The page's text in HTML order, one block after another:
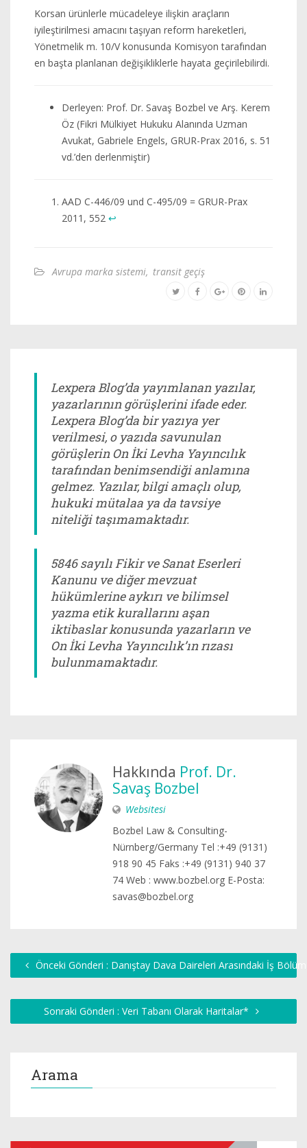
Korsan ürünlerle mücadeleye ilişkin araçların
iyileştirilmesi amacını taşıyan reform hareketleri,
Yönetmelik m. 10/V konusunda Komisyon tarafından
en başta planlanan değişikliklerle hayata geçirilebilirdi.
Derleyen: Prof. Dr. Savaş Bozbel ve Arş. Kerem
Öz (Fikri Mülkiyet Hukuku Alanında Uzman
Avukat, Gabriele Engels, GRUR-Prax 2016, s. 51
vd.’den derlenmiştir)
AAD C-446/09 und C-495/09 = GRUR-Prax
2011, 552 ↩︎
Avrupa marka sistemi, transit geçiş
Lexpera Blog’da yayımlanan yazılar,
yazarlarının görüşlerini ifade eder.
Lexpera Blog’da bir yazıya yer
verilmesi, o yazıda savunulan
görüşlerin On İki Levha Yayıncılık
tarafından benimsendiği anlamına
gelmez. Yazılar, bilgi amaçlı olup,
hukuki mütalaa ya da tavsiye
niteliği taşımamaktadır.
5846 sayılı Fikir ve Sanat Eserleri
Kanunu ve diğer mevzuat
hükümlerine aykırı ve bilimsel
yazma etik kurallarını aşan
iktibaslar konusunda yazarların ve
On İki Levha Yayıncılık’ın rızası
bulunmamaktadır.
Hakkında Prof. Dr.
Savaş Bozbel
Websitesi
Bozbel Law & Consulting-
Nürnberg/Germany Tel :+49 (9131)
918 90 45 Faks :+49 (9131) 940 37
74 Web : www.bozbel.org E-Posta:
savas@bozbel.org
Önceki Gönderi : Danıştay Dava Daireleri Arasındaki İş
Sonraki Gönderi : Veri Tabanı Olarak Haritalar*
Arama